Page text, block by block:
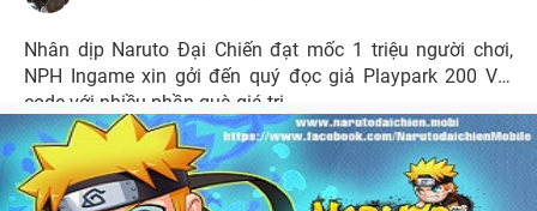
Nhân dịp Naruto Đại Chiến đạt mốc 1 triệu người chơi,
NPH Ingame xin gởi đến quý đọc giả Playpark 200 Vip
code với nhiều phần quà giá trị.